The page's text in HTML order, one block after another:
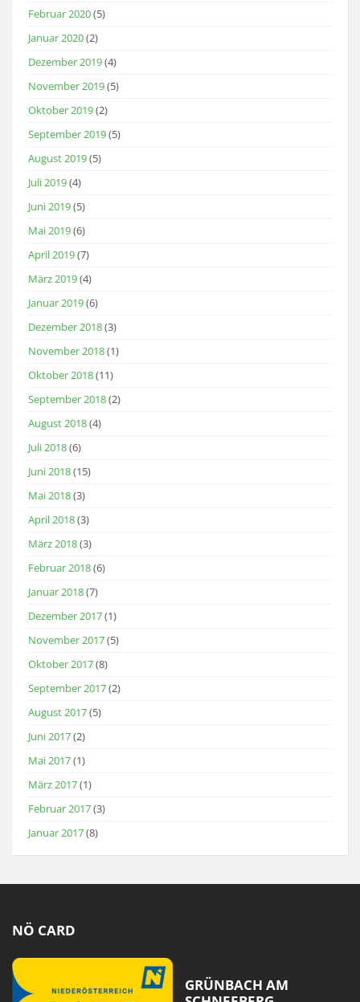
Februar 2020(5)
Januar 2020(2)
Dezember 2019(4)
November 2019(5)
Oktober 2019(2)
September 2019(5)
August 2019(5)
Juli 2019(4)
Juni 2019(5)
Mai 2019(6)
April 2019(7)
März 2019(4)
Januar 2019(6)
Dezember 2018(3)
November 2018(1)
Oktober 2018(11)
September 2018(2)
August 2018(4)
Juli 2018(6)
Juni 2018(15)
Mai 2018(3)
April 2018(3)
März 2018(3)
Februar 2018(6)
Januar 2018(7)
Dezember 2017(1)
November 2017(5)
Oktober 2017(8)
September 2017(2)
August 2017(5)
Juni 2017(2)
Mai 2017(1)
März 2017(1)
Februar 2017(3)
Januar 2017(8)
NÖ CARD
GRÜNBACH AM